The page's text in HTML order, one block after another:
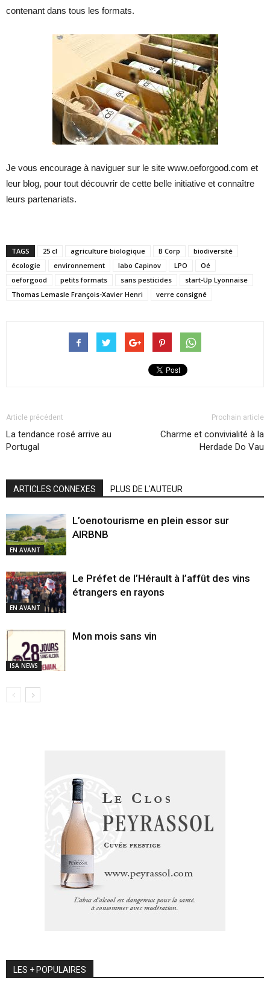
contenant dans tous les formats.
Je vous encourage à naviguer sur le site www.oeforgood.com et
leur blog, pour tout découvrir de cette belle initiative et connaître
leurs partenariats.
TAGS 25 cl agriculture biologique B Corp
biodiversité
écologie
environnement labo Capinov LPO
Oé
oeforgood
petits formats sans pesticides
start-Up Lyonnaise
Thomas Lemasle François-Xavier Henri
verre consigné
Article précédent
La tendance rosé arrive au
Portugal
Prochain article
Charme et convivialité à la
Herdade Do Vau
ARTICLES CONNEXES PLUS DE L'AUTEUR
EN AVANT
L’oenotourisme en plein essor sur
AIRBNB
EN AVANT
Le Préfet de l’Hérault à l’affût des vins
étrangers en rayons
ISA NEWS
Mon mois sans vin
LES + POPULAIRES